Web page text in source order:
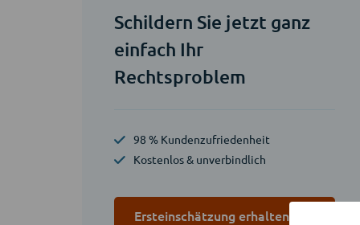
Schildern Sie jetzt ganz
einfach Ihr
Rechtsproblem
98 % Kundenzufriedenheit
Kostenlos & unverbindlich
Ersteinschätzung erhalten